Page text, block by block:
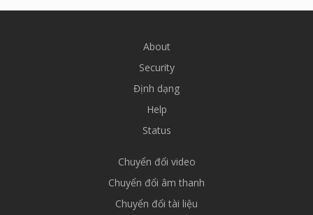
About
Security
Định dạng
Help
Status
Chuyển đổi video
Chuyển đổi âm thanh
Chuyển đổi tài liệu